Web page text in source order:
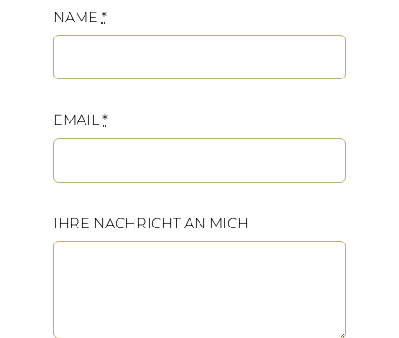
NAME *
EMAIL*
IHRE NACHRICHT AN MICH